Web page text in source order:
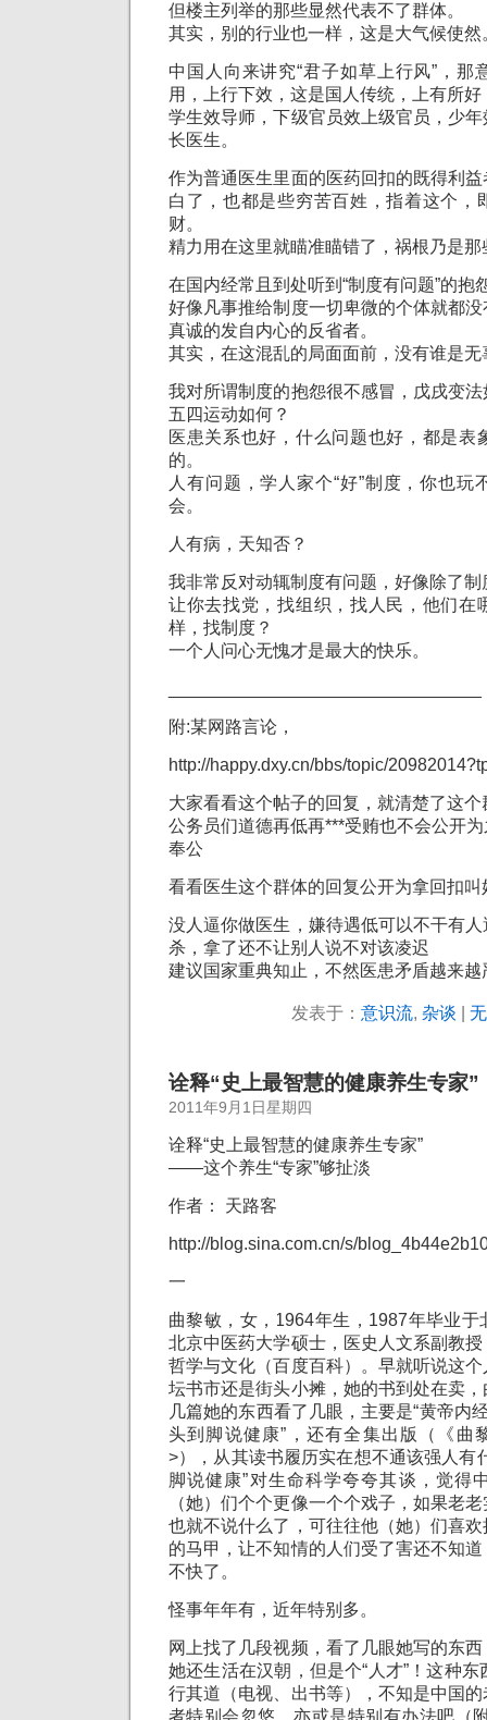
但楼主列举的那些显然代表不了群体。
其实，别的行业也一样，这是大气候使然
中国人向来讲究“君子如草上行风”，那
用，上行下效，这是国人传统，上有所
学生效导师，下级官员效上级官员，少
长医生。
作为普通医生里面的医药回扣的既得利
白了，也都是些穷苦百姓，指着这个，
财。
精力用在这里就瞄准瞄错了，祸根乃是那
在国内经常且到处听到“制度有问题”的抱
好像凡事推给制度一切卑微的个体就都
真诚的发自内心的反省者。
其实，在这混乱的局面面前，没有谁是无
我对所谓制度的抱怨很不感冒，戊戌变
五四运动如何？
医患关系也好，什么问题也好，都是表
的。
人有问题，学人家个“好”制度，你也玩
会。
人有病，天知否？
我非常反对动辄制度有问题，好像除了
让你去找党，找组织，找人民，他们在
样，找制度？
一个人问心无愧才是最大的快乐。
附:某网路言论，
http://happy.dxy.cn/bbs/topic/
大家看看这个帖子的回复，就清楚了这
公务员们道德再低再***受贿也不会公开
奉公
看看医生这个群体的回复公开为拿回扣叫
没人逼你做医生，嫌待遇低可以不干有
杀，拿了还不让别人说不对该凌迟
建议国家重典知止，不然医患矛盾越来越
发表于： 意识流, 杂谈
诠释“史上最智慧的健康养生专家”
2011年9月1日星期四
诠释“史上最智慧的健康养生专家”
——这个养生“专家”够扯淡
作者： 天路客
http://blog.sina.com.cn/s/
一
曲黎敏，女，1964年生，1987年毕业于
北京中医药大学硕士，医史人文系副教
哲学与文化（百度百科）。早就听说这
坛书市还是街头小摊，她的书到处在卖
几篇她的东西看了几眼，主要是“黄帝内
头到脚说健康”，还有全集出版（《曲
>），从其读书履历实在想不通该强人有
脚说健康”对生命科学夸夸其谈，觉得
（她）们个个更像一个个戏子，如果老
也就不说什么了，可往往他（她）们喜
的马甲，让不知情的人们受了害还不知
不快了。
怪事年年有，近年特别多。
网上找了几段视频，看了几眼她写的东
她还生活在汉朝，但是个“人才”！这种
行其道（电视、出书等），不知是中国
者特别会忽悠，亦或是特别有办法吧（